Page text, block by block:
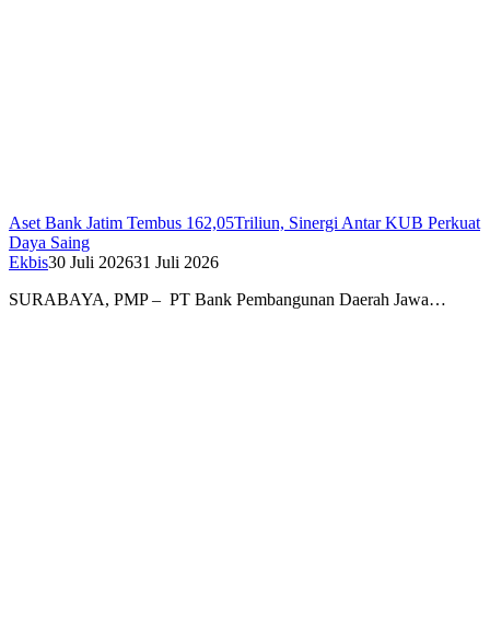
Aset Bank Jatim Tembus 162,05Triliun, Sinergi Antar KUB Perkuat
Daya Saing
Ekbis30 Juli 202631 Juli 2026
SURABAYA, PMP – PT Bank Pembangunan Daerah Jawa…